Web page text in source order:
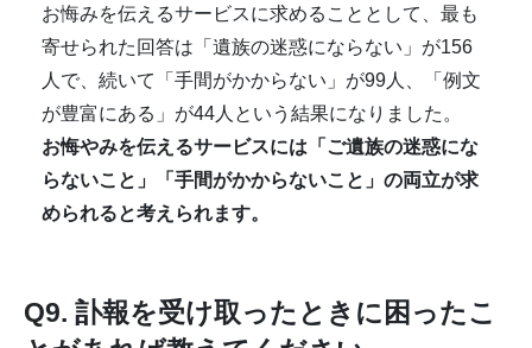
お悔みを伝えるサービスに求めることとして、最も
寄せられた回答は「遺族の迷惑にならない」が156
人で、続いて「手間がかからない」が99人、「例文
が豊富にある」が44人という結果になりました。
お悔やみを伝えるサービスには「ご遺族の迷惑にな
らないこと」「手間がかからないこと」の両立が求
められると考えられます。
Q9. 訃報を受け取ったときに困ったこ